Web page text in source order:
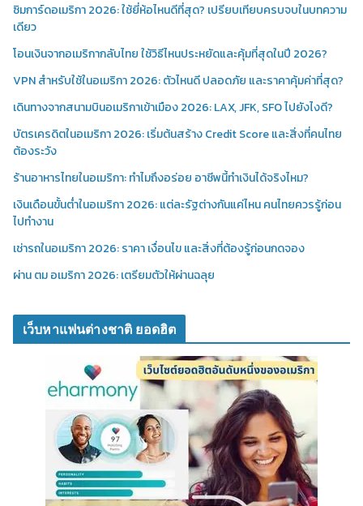
ซิมการ์ดอเมริกา 2026: ใช้ยี่ห้อไหนดีที่สุด? เปรียบเทียบครบจบในบทความ
เดียว
โอนเงินจากอเมริกากลับไทย ใช้วิธีไหนประหยัดและคุ้มที่สุดในปี 2026?
VPN สำหรับใช้ในอเมริกา 2026: ตัวไหนดี ปลอดภัย และราคาคุ้มค่าที่สุด?
เดินทางจากสนามบินอเมริกาเข้าเมือง 2026: LAX, JFK, SFO ไปยังไงดี?
บัตรเครดิตในอเมริกา 2026: เริ่มต้นสร้าง Credit Score และสิ่งที่คนไทย
ต้องระวัง
ร้านอาหารไทยในอเมริกา: ทำไมถึงอร่อย อาชีพนี้ทำเงินได้จริงไหม?
เงินเดือนขั้นต่ำในอเมริกา 2026: แต่ละรัฐต่างกันแค่ไหน คนไทยควรรู้ก่อน
ไปทำงาน
เช่ารถในอเมริกา 2026: ราคา เงื่อนไข และสิ่งที่ต้องรู้ก่อนกดจอง
ผ่าน ตม อเมริกา 2026: เตรียมตัวให้ผ่านฉลุย
เว็บหาแฟนต่างชาติ ยอดฮิต